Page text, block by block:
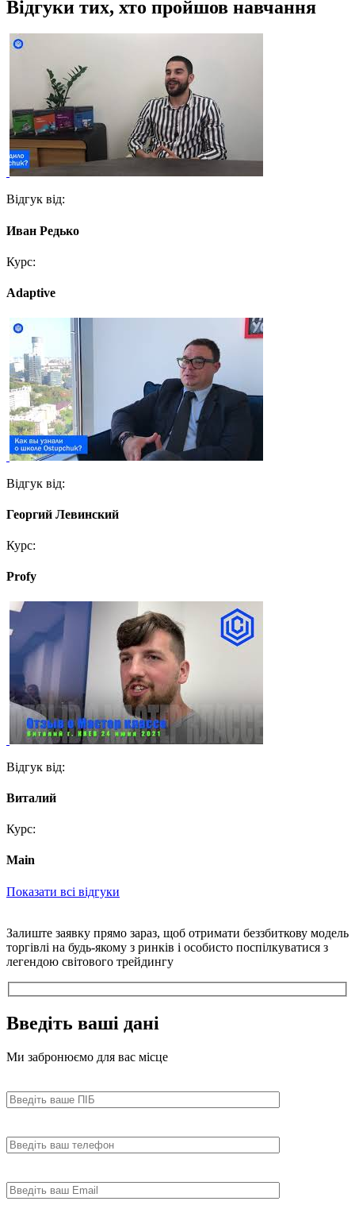
Відгуки тих, хто пройшов навчання
Відгук від:
Иван Редько
Курс:
Adaptive
Відгук від:
Георгий Левинский
Курс:
Profy
Відгук від:
Виталий
Курс:
Main
Показати всі відгуки
Залиште заявку прямо зараз, щоб отримати беззбиткову модель
торгівлі на будь-якому з ринків і особисто поспілкуватися з
легендою світового трейдингу
Введіть ваші дані
Ми забронюємо для вас місце